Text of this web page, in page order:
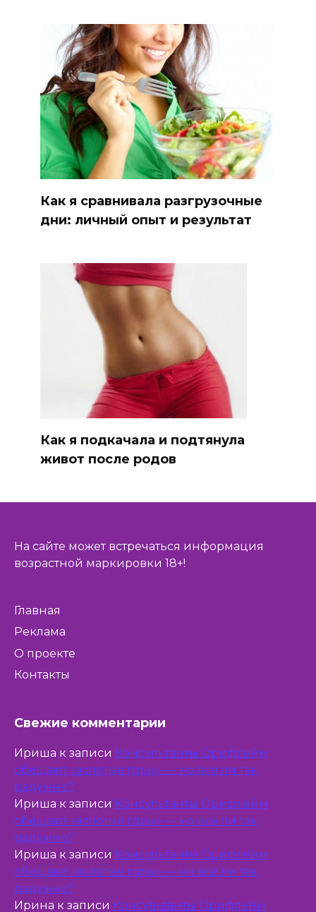
Как я сравнивала разгрузочные
дни: личный опыт и результат
Как я подкачала и подтянула
живот после родов
На сайте может встречаться информация
возрастной маркировки 18+!
Главная
Реклама
О проекте
Контакты
Свежие комментарии
Ириша к записи Консультанты Орифлейм
обещают «золотые горы» — но все ли так
радужно?
Ириша к записи Консультанты Орифлейм
обещают «золотые горы» — но все ли так
радужно?
Ириша к записи Консультанты Орифлейм
обещают «золотые горы» — но все ли так
радужно?
Ирина к записи Консультанты Орифлейм